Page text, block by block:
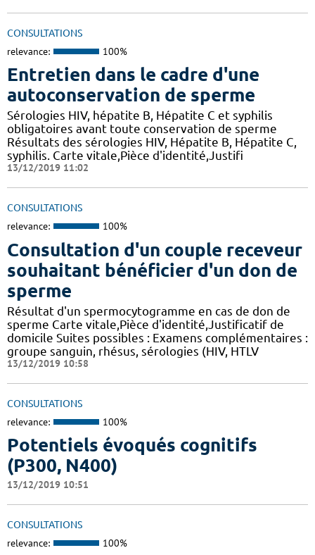
CONSULTATIONS
relevance: 100%
Entretien dans le cadre d'une
autoconservation de sperme
Sérologies HIV, hépatite B, Hépatite C et syphilis
obligatoires avant toute conservation de sperme
Résultats des sérologies HIV, Hépatite B, Hépatite C,
syphilis. Carte vitale,Pièce d'identité,Justifi
13/12/2019 11:02
CONSULTATIONS
relevance: 100%
Consultation d'un couple receveur
souhaitant bénéficier d'un don de
sperme
Résultat d'un spermocytogramme en cas de don de
sperme Carte vitale,Pièce d'identité,Justificatif de
domicile Suites possibles : Examens complémentaires :
groupe sanguin, rhésus, sérologies (HIV, HTLV
13/12/2019 10:58
CONSULTATIONS
relevance: 100%
Potentiels évoqués cognitifs
(P300, N400)
13/12/2019 10:51
CONSULTATIONS
relevance: 100%